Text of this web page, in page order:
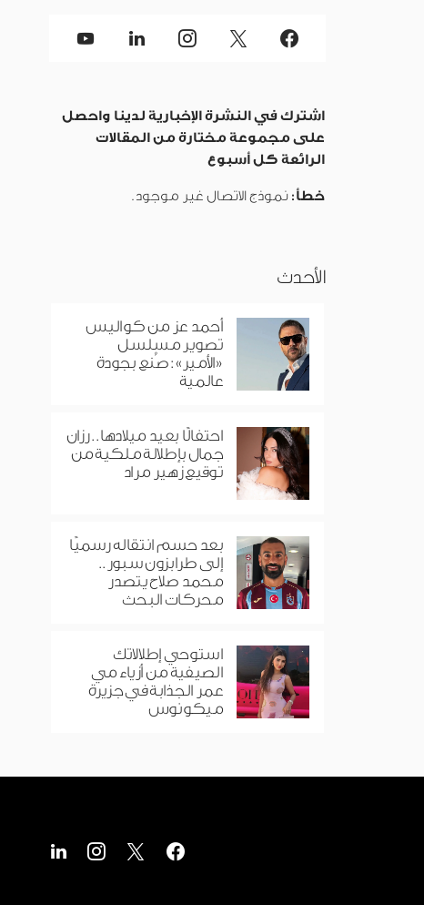
اشترك في النشرة الإخبارية لدينا واحصل
على مجموعة مختارة من المقالات
الرائعة كل أسبوع
خطأ: نموذج الاتصال غير موجود.
الأحدث
أحمد عز من كواليس
تصوير مسلسل
«الأمير»: صُنع بجودة
عالمية
احتفالًا بعيد ميلادها.. رزان
جمال بإطلالة ملكية من
توقيع زهير مراد
بعد حسم انتقاله رسميًا
إلى طرابزون سبور..
محمد صلاح يتصدر
محركات البحث
استوحي إطلالاتك
الصيفية من أزياء مي
عمر الجذابة في جزيرة
ميكونوس